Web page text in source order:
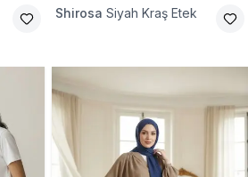
Shirosa Siyah Kraş Etek